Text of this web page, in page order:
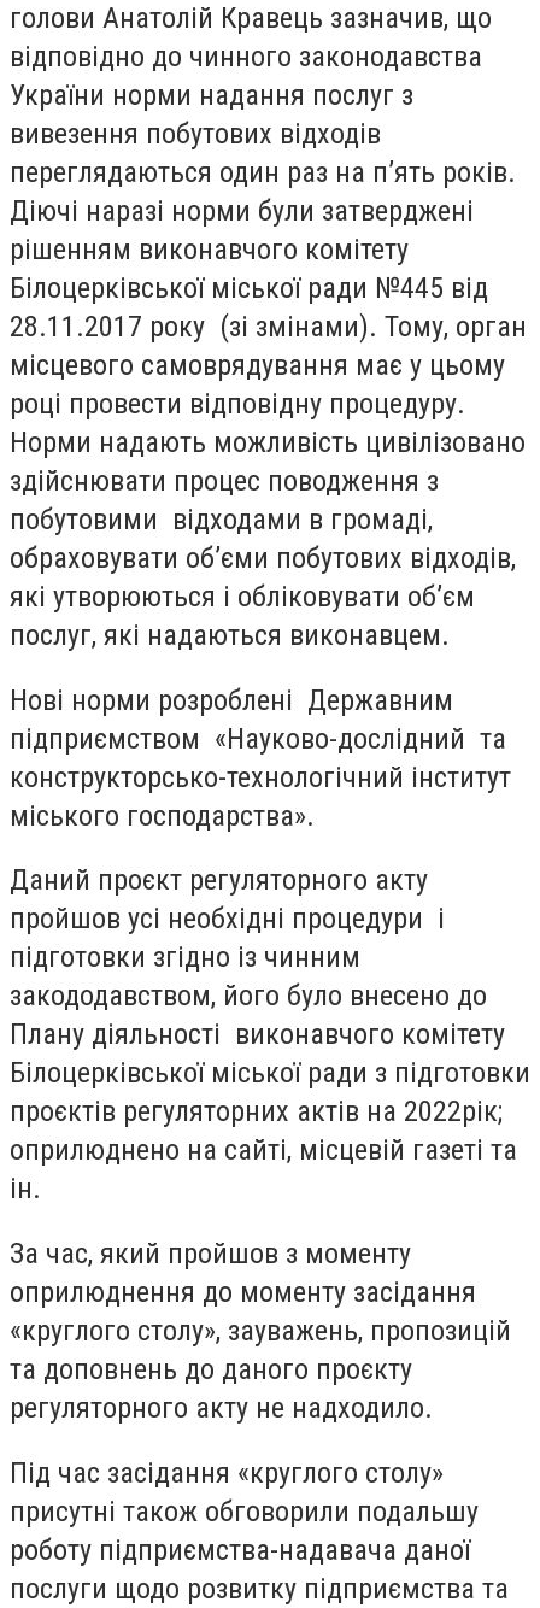
голови Анатолій Кравець зазначив, що
відповідно до чинного законодавства
України норми надання послуг з
вивезення побутових відходів
переглядаються один раз на п’ять років.
Діючі наразі норми були затверджені
рішенням виконавчого комітету
Білоцерківської міської ради №445 від
28.11.2017 року (зі змінами). Тому, орган
місцевого самоврядування має у цьому
році провести відповідну процедуру.
Норми надають можливість цивілізовано
здійснювати процес поводження з
побутовими відходами в громаді,
обраховувати об’єми побутових відходів,
які утворюються і обліковувати об’єм
послуг, які надаються виконавцем.
Нові норми розроблені Державним
підприємством «Науково-дослідний та
конструкторсько-технологічний інститут
міського господарства».
Даний проєкт регуляторного акту
пройшов усі необхідні процедури і
підготовки згідно із чинним
закододавством, його було внесено до
Плану діяльності виконавчого комітету
Білоцерківської міської ради з підготовки
проєктів регуляторних актів на 2022рік;
оприлюднено на сайті, місцевій газеті та
ін.
За час, який пройшов з моменту
оприлюднення до моменту засідання
«круглого столу», зауважень, пропозицій
та доповнень до даного проєкту
регуляторного акту не надходило.
Під час засідання «круглого столу»
присутні також обговорили подальшу
роботу підприємства-надавача даної
послуги щодо розвитку підприємства та